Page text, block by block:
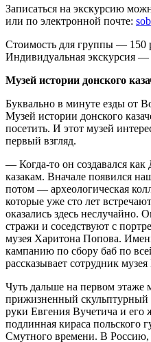
Записаться на экскурсию
или по электронной почте:
Стоимость для группы — 150
Индивидуальная экскурсия —
Музей истории донского
Буквально в минуте езды от
Музей истории донского
посетить. И этот музей
первый взгляд.
— Когда-то он создавался как
казакам. Вначале появился
потом — археологическая
которые уже сто лет
оказались здесь
стражи и соседствуют с
музея Харитона Попова.
кампанию по сбору баб по
рассказывает сотрудник
Чуть дальше на первом этаже
прижизненный
руки Евгения Вучетича и его
подлинная кираса польского
Смутного времени. В Россию,